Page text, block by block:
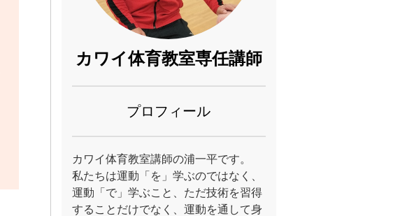
カワイ体育教室専任講師
プロフィール
カワイ体育教室講師の浦一平です。
私たちは運動「を」学ぶのではなく、
運動「で」学ぶこと、ただ技術を習得
することだけでなく、運動を通して身